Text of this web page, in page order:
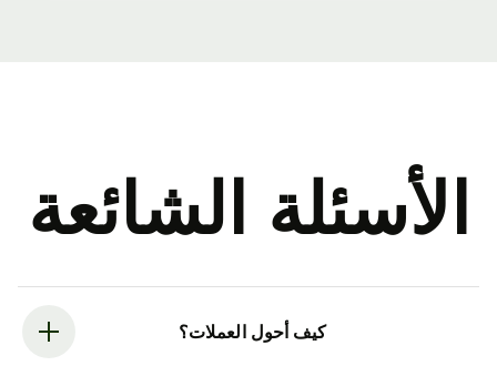
الأسئلة الشائعة
كيف أحول العملات؟